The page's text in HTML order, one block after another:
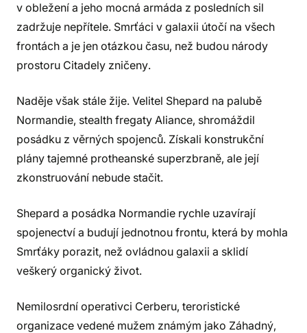
v obležení a jeho mocná armáda z posledních sil
zadržuje nepřítele. Smrťáci v galaxii útočí na všech
frontách a je jen otázkou času, než budou národy
prostoru Citadely zničeny.
Naděje však stále žije. Velitel Shepard na palubě
Normandie, stealth fregaty Aliance, shromáždil
posádku z věrných spojenců. Získali konstrukční
plány tajemné protheanské superzbraně, ale její
zkonstruování nebude stačit.
Shepard a posádka Normandie rychle uzavírají
spojenectví a budují jednotnou frontu, která by mohla
Smrťáky porazit, než ovládnou galaxii a sklidí
veškerý organický život.
Nemilosrdní operativci Cerberu, teroristické
organizace vedené mužem známým jako Záhadný,